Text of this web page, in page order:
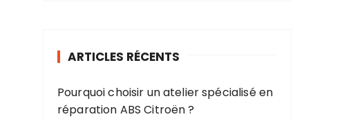
e
p
ARTICLES RÉCENTS
Pourquoi choisir un atelier spécialisé en
réparation ABS Citroën ?